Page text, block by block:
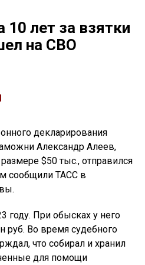
лет за взятки
на СВО
декларирования
Александр Алеев,
$50 тыс., отправился
сообщили ТАСС в
году. При обысках у него
руб. Во время судебного
что собирал и хранил
для помощи